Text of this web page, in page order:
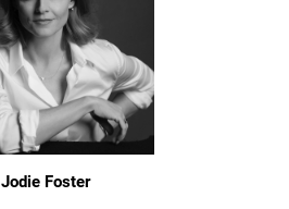
Jodie Foster